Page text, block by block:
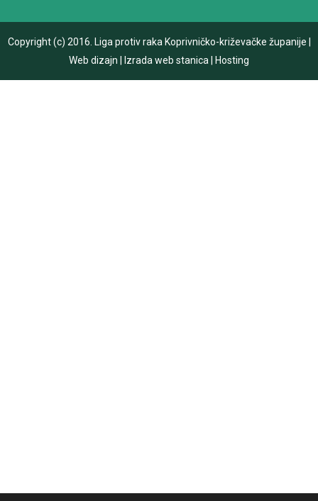
Copyright (c) 2016. Liga protiv raka Koprivničko-križevačke županije
Web dizajn
Izrada web stanica Hosting